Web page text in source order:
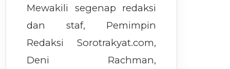
Mewakili segenap redaksi
dan staf, Pemimpin
Redaksi Sorotrakyat.com,
Deni Rachman,